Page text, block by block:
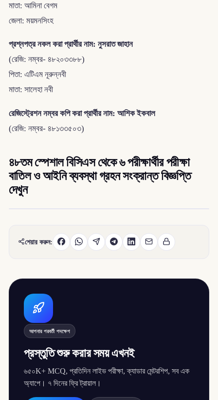
মাতা: আমিনা বেগম
জেলা: ময়মনসিংহ
প্রশ্নপত্র নকল করা প্রার্থীর নাম: নুসরাত জাহান
(রেজি: নম্বর- ৪৮২০৩৩৮৮)
পিতা: এটিএম নূরুন্নবী
মাতা: সালেহা নবী
রেজিস্ট্রেশন নম্বর কপি করা প্রার্থীর নাম: আশিক ইকবাল
(রেজি: নম্বর- ৪৮১৩৩৫০৩)
৪৮তম স্পেশাল বিসিএস থেকে ৬ পরীক্ষার্থীর পরীক্ষা
বাতিল ও আইনি ব্যবস্থা গ্রহন সংক্রান্ত বিজ্ঞপ্তি
দেখুন
শেয়ার করুন:
আপনার পরবর্তী পদক্ষেপ
প্রস্তুতি শুরু করার সময় এখনই
৬৫০K+ MCQ, প্রতিদিন লাইভ পরীক্ষা, ক্যাডার মেন্টরশিপ, সব এক
অ্যাপে। ৭ দিনের ফ্রি ট্রায়াল।